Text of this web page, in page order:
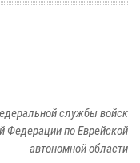
службы войск
Федерации по Еврейской
автономной области